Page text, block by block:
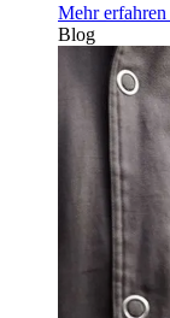
Mehr erfahren
Blog